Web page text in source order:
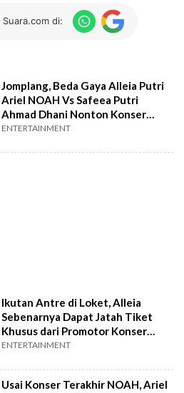
di:
Jomplang, Beda Gaya Alleia Putri
Ariel NOAH Vs Safeea Putri
Ahmad Dhani Nonton Konser
Ayah
ENTERTAINMENT
Ikutan Antre di Loket, Alleia
Sebenarnya Dapat Jatah Tiket
Khusus dari Promotor Konser
NOAH
ENTERTAINMENT
Usai Konser Terakhir NOAH, Ariel